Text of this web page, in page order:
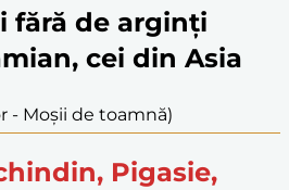
fără de arginți
cei din Asia
- Moşii de toamnă)
Pigasie,